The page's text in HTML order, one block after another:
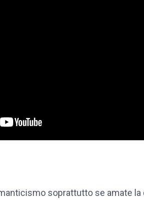
soprattutto se amate la